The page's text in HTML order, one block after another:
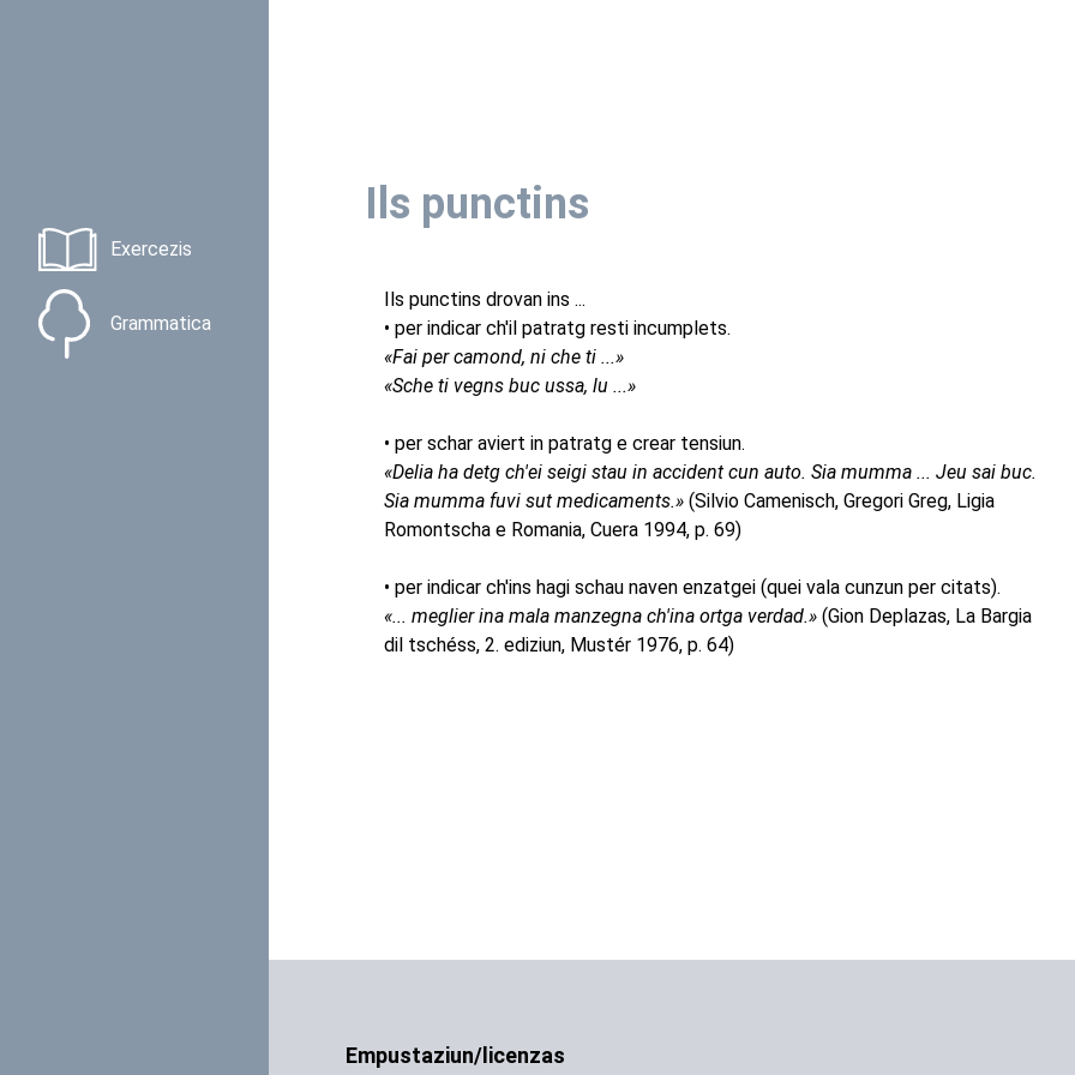
Exercezis
Grammatica
Ils punctins
Ils punctins drovan ins ...
• per indicar ch'il patratg resti incumplets.
«Fai per camond, ni che ti ...»
«Sche ti vegns buc ussa, lu ...»
• per schar aviert in patratg e crear tensiun.
«Delia ha detg ch'ei seigi stau in accident cun auto. Sia mumma ... Jeu sai buc.
Sia mumma fuvi sut medicaments.» (Silvio Camenisch, Gregori Greg, Ligia
Romontscha e Romania, Cuera 1994, p. 69)
• per indicar ch'ins hagi schau naven enzatgei (quei vala cunzun per citats).
«... meglier ina mala manzegna ch'ina ortga verdad.» (Gion Deplazas, La Bargia
dil tschéss, 2. ediziun, Mustér 1976, p. 64)
Empustaziun/licenzas